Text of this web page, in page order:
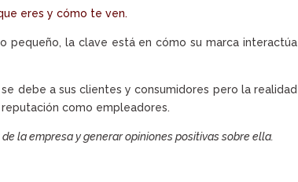
eres y cómo te ven.
pequeño, la clave está en cómo su marca interactúa
debe a sus clientes y consumidores pero la realidad
como empleadores.
la empresa y generar opiniones positivas sobre ella.